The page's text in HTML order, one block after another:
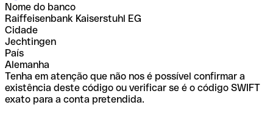
Nome do banco
Raiffeisenbank Kaiserstuhl EG
Cidade
Jechtingen
País
Alemanha
Tenha em atenção que não nos é possível confirmar a
existência deste código ou verificar se é o código SWIFT
exato para a conta pretendida.